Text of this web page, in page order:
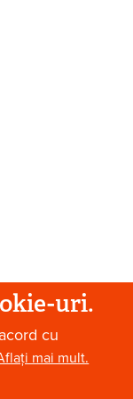
uri.
cu
mai mult.